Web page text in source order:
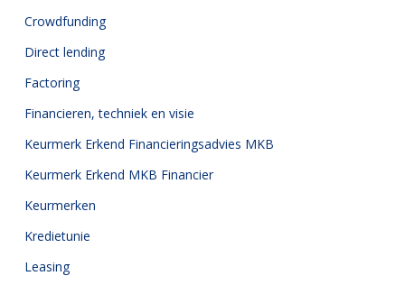
Crowdfunding
Direct lending
Factoring
Financieren, techniek en visie
Keurmerk Erkend Financieringsadvies MKB
Keurmerk Erkend MKB Financier
Keurmerken
Kredietunie
Leasing